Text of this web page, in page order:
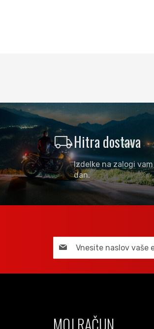
local_shippingHitra dostava
Izdelke na zalogi
dan.
MOJ RAČUN